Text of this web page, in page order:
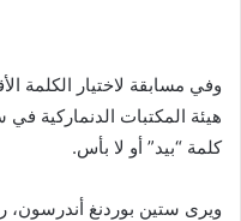
وفي مسابقة لاختيار الكلمة
كلمة “بيد” أو لا بأس.
ويرى ستين بوردنغ أندرسون،